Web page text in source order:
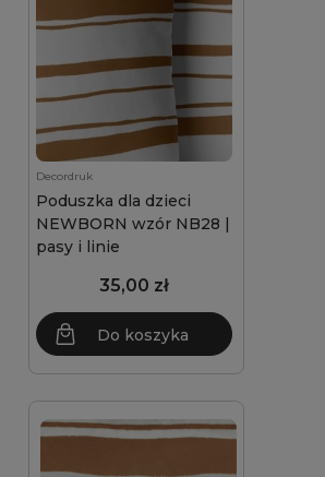
Decordruk
Poduszka dla dzieci
NEWBORN wzór NB28 |
pasy i linie
35,00 zł
Do koszyka